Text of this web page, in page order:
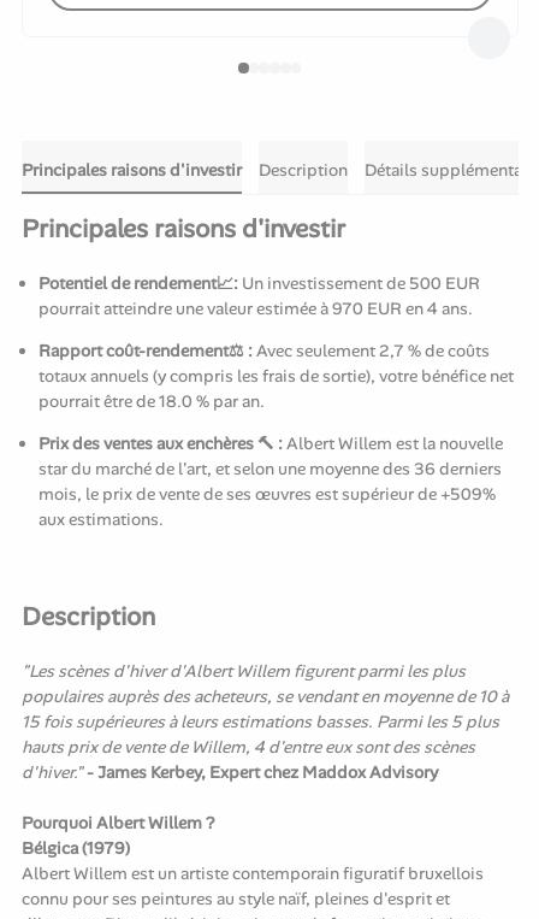
Principales raisons d'investir Description Détails
Principales raisons d'investir
Potentiel de rendement📈: Un investissement de 500 EUR
pourrait atteindre une valeur estimée à 970 EUR en 4 ans.
Rapport coût-rendement⚖️ : Avec seulement 2,7 % de coûts
totaux annuels (y compris les frais de sortie), votre bénéfice net
pourrait être de 18.0 % par an.
Prix des ventes aux enchères 🔨 : Albert Willem est la nouvelle
star du marché de l'art, et selon une moyenne des 36 derniers
mois, le prix de vente de ses œuvres est supérieur de +509%
aux estimations.
Description
"Les scènes d'hiver d'Albert Willem figurent parmi les plus
populaires auprès des acheteurs, se vendant en moyenne de 10 à
15 fois supérieures à leurs estimations basses. Parmi les 5 plus
hauts prix de vente de Willem, 4 d'entre eux sont des scènes
d'hiver."- James Kerbey, Expert chez Maddox Advisory
Pourquoi Albert Willem ?
Bélgica (1979)
Albert Willem est un artiste contemporain figuratif bruxellois
connu pour ses peintures au style naïf, pleines d'esprit et